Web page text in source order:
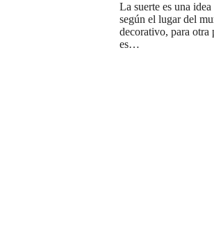
La suerte es una
según el lugar del
decorativo, para otra
es…